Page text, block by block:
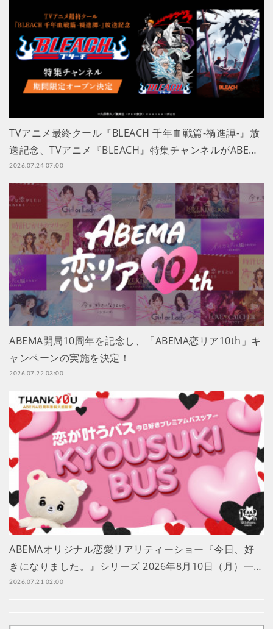
TVアニメ最終クール『BLEACH 千年血戦篇-禍進譚-』放
送記念、TVアニメ『BLEACH』特集チャンネルがABE…
2026.07.24 07:00
ABEMA開局10周年を記念し、「ABEMA恋リア10th」キ
ャンペーンの実施を決定！
2026.07.22 03:00
ABEMAオリジナル恋愛リアリティーショー『今日、好
きになりました。』シリーズ 2026年8月10日（月）一…
2026.07.21 02:00